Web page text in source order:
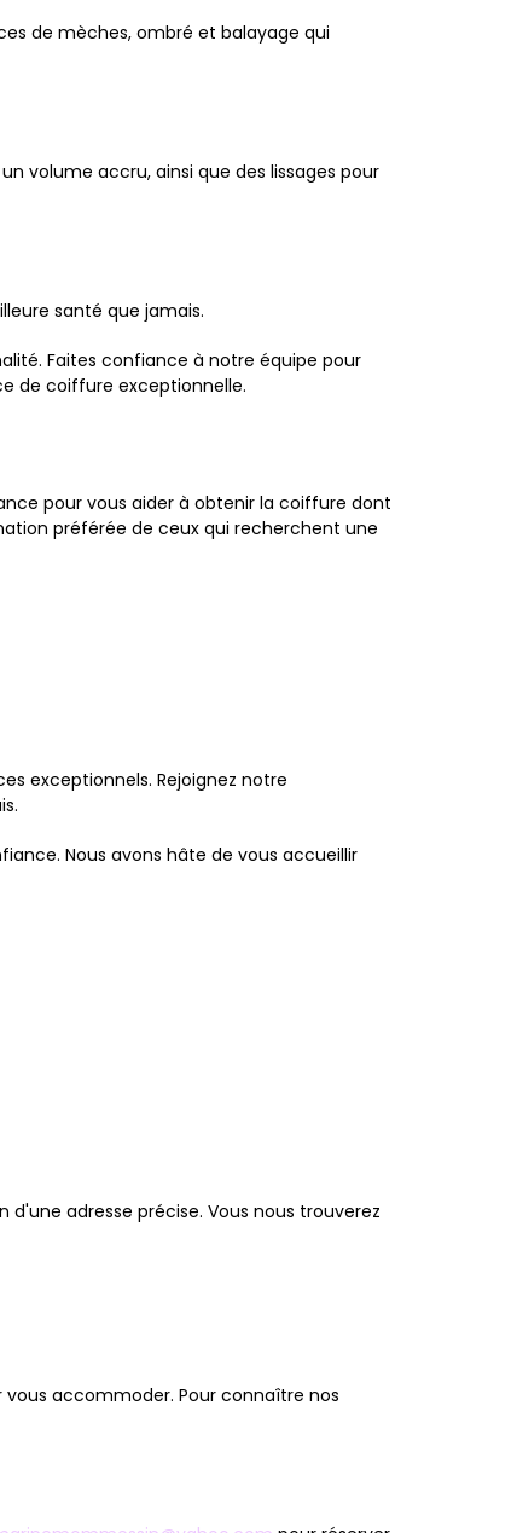
de mèches, ombré et balayage qui
volume accru, ainsi que des lissages pour
santé que jamais.
Faites confiance à notre équipe pour
de coiffure exceptionnelle.
pour vous aider à obtenir la coiffure dont
préférée de ceux qui recherchent une
exceptionnels. Rejoignez notre
Nous avons hâte de vous accueillir
adresse précise. Vous nous trouverez
vous accommoder. Pour connaître nos